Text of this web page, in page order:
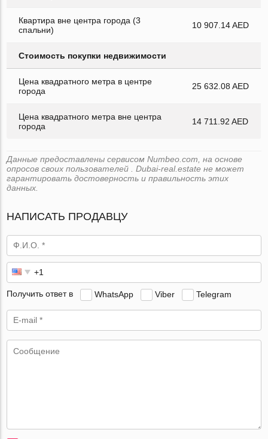
Квартира вне центра города (3
спальни)
10 907.14 AED
Стоимость покупки недвижимости
Цена квадратного метра в центре
города
25 632.08 AED
Цена квадратного метра вне центра
города
14 711.92 AED
Данные предоставлены сервисом Numbeo.com, на основе
опросов своих пользователей . Dubai-real.estate не может
гарантировать достоверность и правильность этих
данных.
НАПИСАТЬ ПРОДАВЦУ
Получить ответ в WhatsApp Viber Telegram